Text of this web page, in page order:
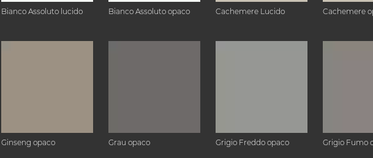
Bianco Assoluto lucido Bianco Assoluto opaco Cachemere Lucido Cachemere
Ginseng opaco Grau opaco Grigio Freddo opaco Grigio Fumo